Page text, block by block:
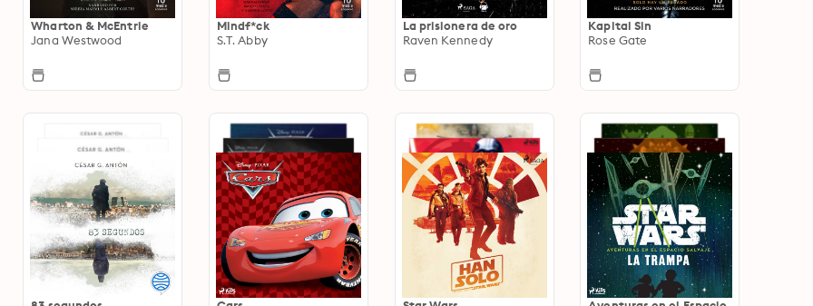
Wharton & McEntrie
Jana Westwood
Mindf*ck
S.T. Abby
La prisionera de oro
Raven Kennedy
Kapital Sin
Rose Gate